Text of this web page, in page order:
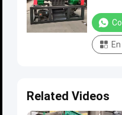
Related Videos